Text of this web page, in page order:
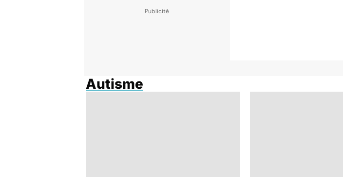
Autisme